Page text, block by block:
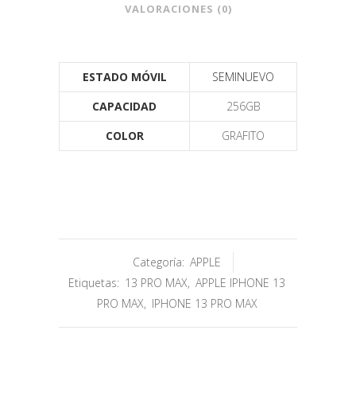
VALORACIONES (0)
ESTADO MÓVIL
SEMINUEVO
CAPACIDAD
256GB
COLOR
GRAFITO
Categoría: APPLE
Etiquetas: 13 PRO MAX, APPLE IPHONE 13
PRO MAX, IPHONE 13 PRO MAX